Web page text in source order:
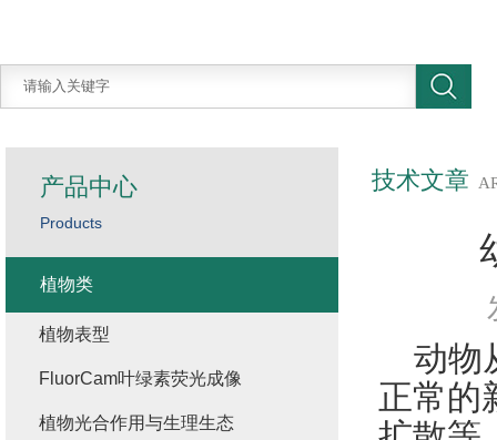
技术文章
动物
正常的
产品中心
Products
植物类
植物表型
FluorCam叶绿素荧光成像
植物光合作用与生理生态